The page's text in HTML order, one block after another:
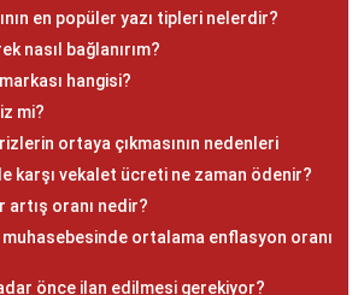
en popüler yazı tipleri nelerdir?
nasıl bağlanırım?
hangisi?
mi?
ortaya çıkmasının nedenleri
karşı vekalet ücreti ne zaman ödenir?
artış oranı nedir?
ortalama enflasyon oranı
önce ilan edilmesi gerekiyor?